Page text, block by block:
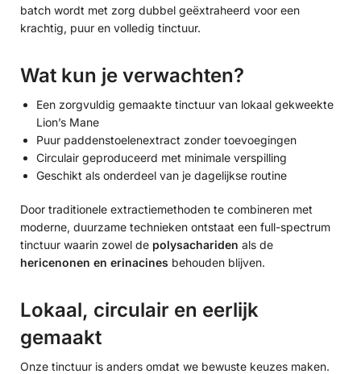
batch wordt met zorg dubbel geëxtraheerd voor een
krachtig, puur en volledig tinctuur.
Wat kun je verwachten?
Een zorgvuldig gemaakte tinctuur van lokaal gekweekte
Lion’s Mane
Puur paddenstoelenextract zonder toevoegingen
Circulair geproduceerd met minimale verspilling
Geschikt als onderdeel van je dagelijkse routine
Door traditionele extractiemethoden te combineren met
moderne, duurzame technieken ontstaat een full-spectrum
tinctuur waarin zowel de polysachariden als de
hericenonen en erinacines behouden blijven.
Lokaal, circulair en eerlijk
gemaakt
Onze tinctuur is anders omdat we bewuste keuzes maken.